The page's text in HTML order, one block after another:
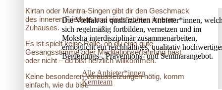
Die Vielfalt an qualifizierten Anbieter*innen,
sich regelmäßig fortbilden, vernetzen und im
Moksha interdisziplinär zusammenarbeiten,
ermöglicht ein reichhaltiges, qualitativ
Begleitungs-, Präventions­- und Seminarangebot.
Alle Anbieter*innen
Kernteam
Kirtan oder Mantra-Singen gibt dir den Geschmack
des inneren Friedens und eines echten inneren
Zuhauses.
Es ist spielt keine Rolle, ob du eine gute
Gesangsstimme oder Meditationserfahrung hast
oder nicht – du bist herzlich willkommen.
Keine besonderen Voraussetzungen nötig, komm
einfach, wie du bist.